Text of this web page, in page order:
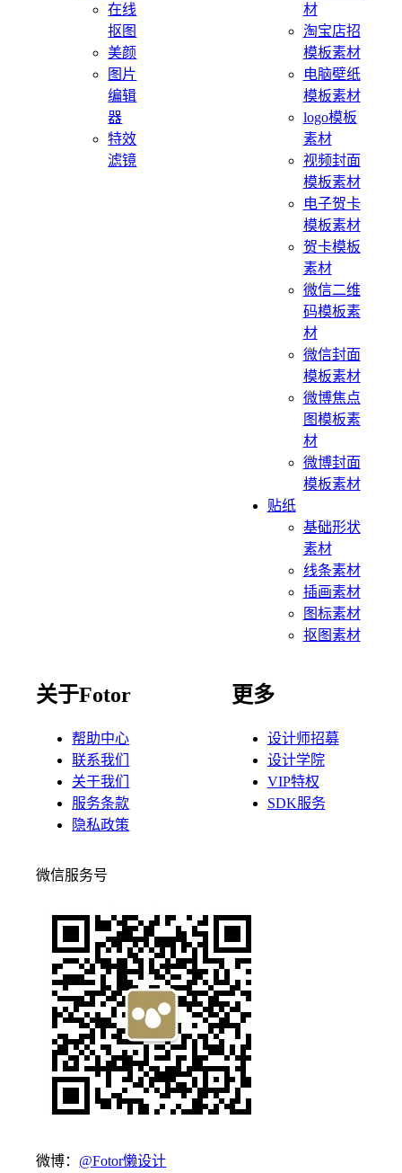
在线
抠图
美颜
图片
编辑
器
特效
滤镜
材
淘宝店招
模板素材
电脑壁纸
模板素材
logo模板
素材
视频封面
模板素材
电子贺卡
模板素材
贺卡模板
素材
微信二维
码模板素
材
微信封面
模板素材
微博焦点
图模板素
材
微博封面
模板素材
贴纸
基础形状
素材
线条素材
插画素材
图标素材
抠图素材
关于Fotor
帮助中心
联系我们
关于我们
服务条款
隐私政策
更多
设计师招募
设计学院
VIP特权
SDK服务
微信服务号
微博： @Fotor懒设计